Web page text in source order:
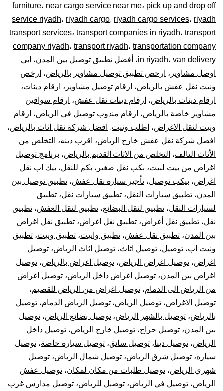
توصيل
نقل
البضائع
الأغراض
داخل
و
خارج
الرياض
furniture، near cargo service near me، pick up and drop off
service riyadh، riyadh cargo، riyadh cargo services، riyadh
transport services، transport companies in riyadh، transport
company riyadh، transport riyadh، transportation company
in riyadh، van delivery ، أفضل تطبيق توصيل بين المدن، ابي
اوصل مشاوير ، ارخص تطبيق توصيل مشاوير بالرياض، ارخص
ونيت نقل عفش بالرياض، ارقام توصيل مشاوير ، ارقام دينات،
ارقام دينات بالرياض، ارقام دينات نقل عفش، ارقام سواقين
مشاوير خاصة بالرياض، ارقام مندوب توصيل في الرياض، ارقام
ونيت لنقل الاغراض، اطلب ونيت، افضل شركة نقل اثاث بالرياض،
افضل شركة نقل عفش خارج الرياض، اقرب دينه، التخلص من
الأثاث التالف، التخلص من الاثاث القديم بالرياض، برنامج توصيل
اغراض من بيت لبيت، بكب نقل صغير ، بكم للنقل، بيك اب نقل
اغراض، بيكب توصيل، تأجير سيارة نقل عفش، تطبيق توصيل بين
المدن، تطبيق سيارات النقل، تطبيق سيارات نقل، تطبيق
لسيارات النقل، تطبيق لنقل البضائع، تطبيق لنقل العفش، تطبيق
نقل، تطبيق نقل أغراض، تطبيق نقل اغراض، تطبيق نقل اغراض
بين المدن، تطبيق نقل عفش، تطبيق وانيت، تطبيق ونيت، تطبيق
ونيت اب، توصيل، توصيل اثاث، توصيل اثاث الرياض، توصيل
اغراض، توصيل اغراض الرياض، توصيل اغراض بالرياض، توصيل
اغراض بين المدن، توصيل اغراض داخل الرياض، توصيل اغراض
من الرياض الى الدمام، توصيل اغراض من الرياض للقصيم،
توصيل الاغراض، توصيل الرياض، توصيل الرياض الدمام، توصيل
بالرياض، توصيل بالشهر الرياض، توصيل بضائع الرياض، توصيل
بين المدن، توصيل حراج، توصيل خارج الرياض، توصيل داخل
الرياض، توصيل دينا، توصيل سائق، توصيل سيارة خاصة، توصيل
سياره، توصيل شرق الرياض، توصيل شمال الرياض، توصيل
شهري الرياض، توصيل طلبات من مكان لمكان، توصيل عفش
الرياض، توصيل في الرياض، توصيل للرياض، توصيل مدارس غرب